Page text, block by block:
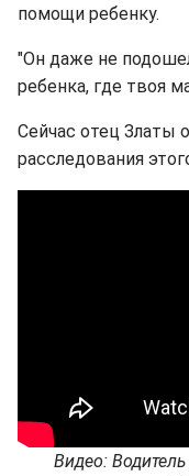
помощи ребенку.
"Он даже не
ребенка, где твоя
Сейчас отец Златы
расследования
Видео: